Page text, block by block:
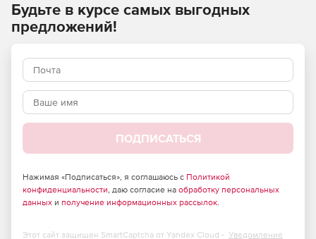
Защемленные в грунте.
В рубашке.
Криогенные.
Высокого давления.
Стеклопластиковые.
Будьте в курсе самых выгодных
предложений!
ПОДПИСАТЬСЯ
Нажимая «Подписаться», я соглашаюсь с Политикой
конфиденциальности, даю согласие на обработку персональных
данных и получение информационных рассылок.
Этот сайт защищен SmartCaptcha от Yandex Cloud - Уведомление